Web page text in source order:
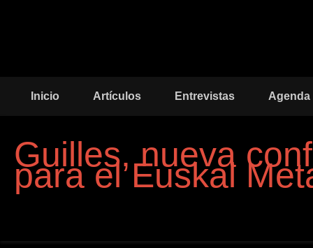
Inicio Artículos Entrevistas Agenda
Guilles, nueva
para el Euskal